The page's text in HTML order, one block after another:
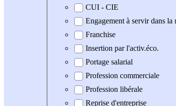
CUI - CIE
Engagement à servir dans la
Franchise
Insertion par l'activ.éco.
Portage salarial
Profession commerciale
Profession libérale
Reprise d'entreprise